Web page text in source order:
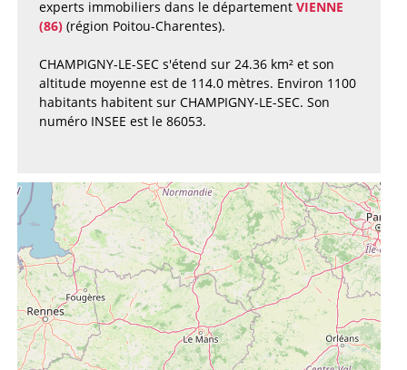
experts immobiliers dans le département VIENNE
(86)(région Poitou-Charentes).
CHAMPIGNY-LE-SEC s'étend sur 24.36 km² et son
altitude moyenne est de 114.0 mètres. Environ 1100
habitants habitent sur CHAMPIGNY-LE-SEC. Son
numéro INSEE est le 86053.